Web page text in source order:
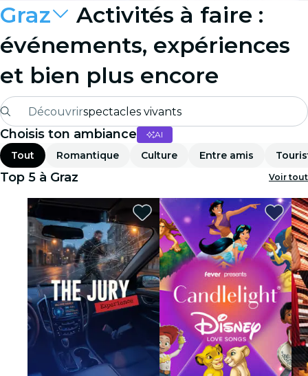
Graz
Activités à faire :
événements, expériences
et bien plus encore
Découvrirspectacles vivants
Madrid
Londres
expériences et villes
São Paulo
expositions
Séoul
visites urbaines
Choisis ton ambiance AI
Tout Romantique Culture Entre amis
Top 5 à Graz Voir tout